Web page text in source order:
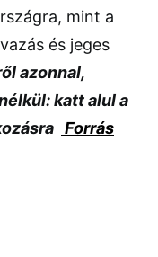
mint a
és jeges
azonnal,
katt alul a
Forrás